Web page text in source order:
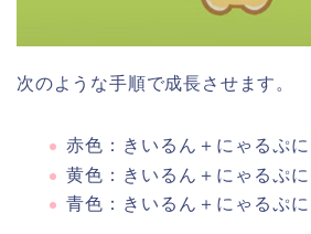
次のような手順で成長させます。
赤色：きいるん＋にゃるぷ
黄色：きいるん＋にゃるぷ
青色：きいるん＋にゃるぷ